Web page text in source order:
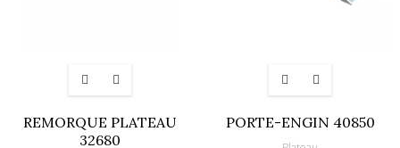
REMORQUE PLATEAU
32680
PORTE-ENGIN 40850